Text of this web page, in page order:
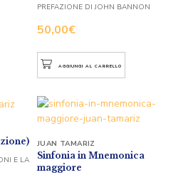
50,00€
PREFAZIONE DI JOHN BANNON
AGGIUNGI AL CARRELLO
E LA
Sinfonia in Mnemonica
maggiore
JUAN TAMARIZ